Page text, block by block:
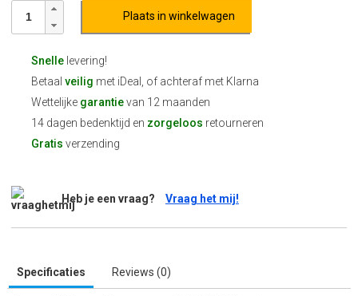
Plaats in winkelwagen
Snellelevering!
Betaal veilig met iDeal, of achteraf met Klarna
Wettelijke garantievan 12 maanden
14 dagen bedenktijd en zorgeloos retourneren
Gratis verzending
Heb je een vraag? Vraag het mij!
Specificaties Reviews (0)